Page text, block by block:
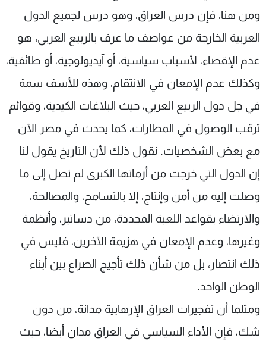
ومن هنا، فإن درس العراق، وهو درس لجميع الدول
العربية الخارجة من عواصف ما عرف بالربيع العربي، هو
عدم الإقصاء، لأسباب سياسية، أو آيديولوجية، أو طائفية،
وكذلك عدم الإمعان في الانتقام، وهذه للأسف سمة
في جل دول الربيع العربي، حيث البلاغات الكيدية، وقوائم
ترقب الوصول في المطارات، كما يحدث في مصر الآن
مع بعض الشخصيات. نقول ذلك لأن التاريخ يقول لنا
إن الدول التي خرجت من أزماتها الكبرى لم تصل إلى ما
وصلت إليه من أمن وإنتاج، إلا بالتسامح، والمصالحة،
والارتضاء بقواعد اللعبة المحددة، من دساتير، وأنظمة
وغيرها، وعدم الإمعان في هزيمة الآخرين، فليس في
ذلك انتصار، بل من شأن ذلك تأجيج الصراع بين أبناء
الوطن الواحد.
ومثلما أن تفجيرات العراق الإرهابية مدانة، من دون
شك، فإن الأداء السياسي في العراق مدان أيضا، حيث